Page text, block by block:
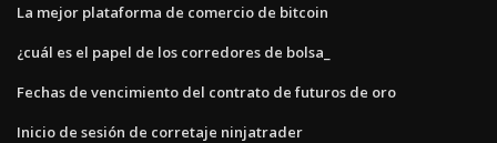
La mejor plataforma de comercio de bitcoin
¿cuál es el papel de los corredores de bolsa_
Fechas de vencimiento del contrato de futuros de oro
Inicio de sesión de corretaje ninjatrader